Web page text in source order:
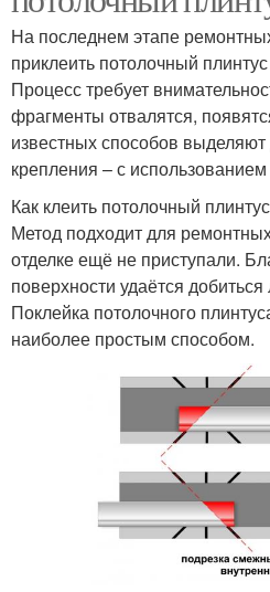
На последнем этапе
приклеить потолочный
Процесс требует
фрагменты отвалятся,
известных способов выделяют
крепления – с
Как клеить потолочный
Метод подходит для
отделке ещё не приступали.
поверхности удаётся
Поклейка потолочного
наиболее простым способом.